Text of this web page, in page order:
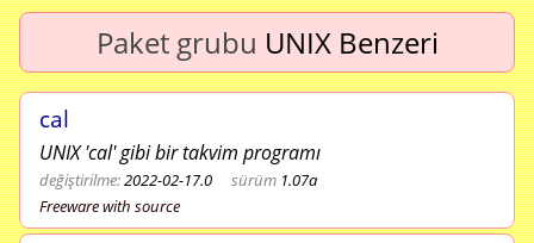
Paket grubu UNIX Benzeri
cal
UNIX 'cal' gibi bir takvim programı
değiştirilme:2022-02-17.0 sürüm 1.07a
Freeware with source